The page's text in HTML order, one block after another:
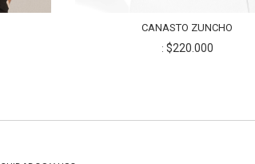
CANASTO ZUNCHO
$220.000